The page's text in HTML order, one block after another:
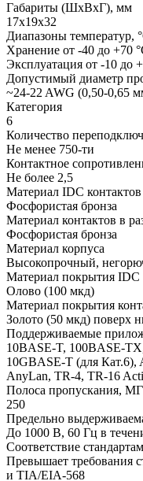
Габариты (ШхВхГ), мм
17х19х32
Диапазоны температур,
Хранение от -40 до +70
Эксплуатация от -10 до
Допустимый диаметр
~24-22 AWG (0,50-0,65
Категория
6
Количество
Не менее 750-ти
Контактное
Не более 2,5
Материал IDC контактов
Фосфористая бронза
Материал контактов в
Фосфористая бронза
Материал корпуса
Высокопрочный,
Материал покрытия IDC
Олово (100 мкд)
Материал покрытия
Золото (50 мкд) поверх
Поддерживаемые
10BASE-T, 100BASE-
10GBASE-T (для
AnyLan, TR-4, TR-16
Полоса пропускания,
250
Предельно
До 1000 В, 60 Гц в
Соответствие стандартам
Превышает требования
и TIA/EIA-568